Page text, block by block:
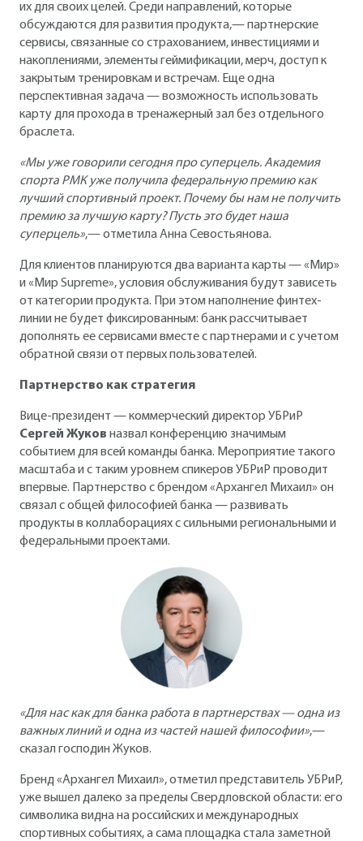
их для своих целей. Среди направлений, которые
обсуждаются для развития продукта,— партнерские
сервисы, связанные со страхованием, инвестициями и
накоплениями, элементы геймификации, мерч, доступ к
закрытым тренировкам и встречам. Еще одна
перспективная задача — возможность использовать
карту для прохода в тренажерный зал без отдельного
браслета.
«Мы уже говорили сегодня про суперцель. Академия
спорта РМК уже получила федеральную премию как
лучший спортивный проект. Почему бы нам не получить
премию за лучшую карту? Пусть это будет наша
суперцель»,— отметила Анна Севостьянова.
Для клиентов планируются два варианта карты — «Мир»
и «Мир Supreme», условия обслуживания будут зависеть
от категории продукта. При этом наполнение финтех-
линии не будет фиксированным: банк рассчитывает
дополнять ее сервисами вместе с партнерами и с учетом
обратной связи от первых пользователей.
Партнерство как стратегия
Вице-президент — коммерческий директор УБРиР
Сергей Жуков назвал конференцию значимым
событием для всей команды банка. Мероприятие такого
масштаба и с таким уровнем спикеров УБРиР проводит
впервые. Партнерство с брендом «Архангел Михаил» он
связал с общей философией банка — развивать
продукты в коллаборациях с сильными региональными и
федеральными проектами.
«Для нас как для банка работа в партнерствах — одна из
важных линий и одна из частей нашей философии»,—
сказал господин Жуков.
Бренд «Архангел Михаил», отметил представитель УБРиР,
уже вышел далеко за пределы Свердловской области: его
символика видна на российских и международных
спортивных событиях, а сама площадка стала заметной